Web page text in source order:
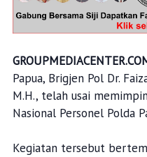
Papua, Brigjen Pol Dr.
M.H., telah usai
Nasional Personel Polda
Kegiatan tersebut